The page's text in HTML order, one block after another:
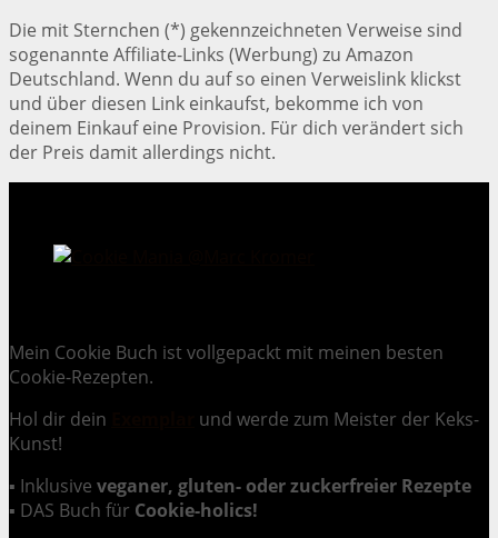
Die mit Sternchen (*) gekennzeichneten Verweise sind
sogenannte Affiliate-Links (Werbung) zu Amazon
Deutschland. Wenn du auf so einen Verweislink klickst
und über diesen Link einkaufst, bekomme ich von
deinem Einkauf eine Provision. Für dich verändert sich
der Preis damit allerdings nicht.
Mein Cookie Buch ist vollgepackt mit meinen besten
Cookie-Rezepten.
Hol dir dein
und werde zum Meister der Keks-
Kunst!
▪ Inklusive veganer, gluten- oder zuckerfreier Rezepte
▪ DAS Buch für Cookie-holics!